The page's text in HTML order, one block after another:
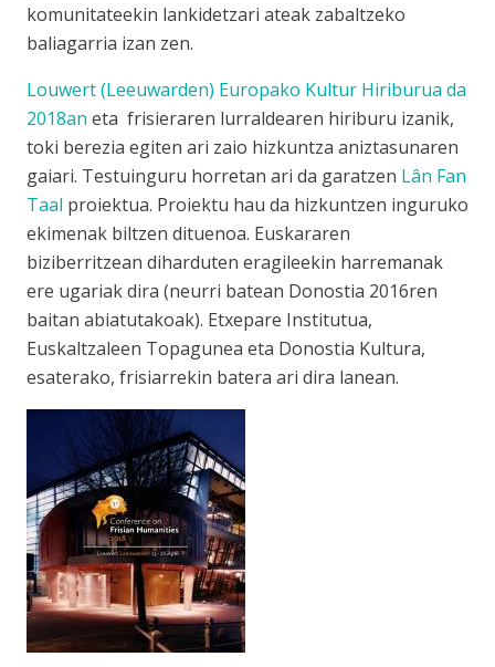
komunitateekin lankidetzari ateak zabaltzeko
baliagarria izan zen.
Louwert (Leeuwarden) Europako Kultur Hiriburua da
2018an eta frisieraren lurraldearen hiriburu izanik,
toki berezia egiten ari zaio hizkuntza aniztasunaren
gaiari. Testuinguru horretan ari da garatzen Lân Fan
Taal proiektua. Proiektu hau da hizkuntzen inguruko
ekimenak biltzen dituenoa. Euskararen
biziberritzean diharduten eragileekin harremanak
ere ugariak dira (neurri batean Donostia 2016ren
baitan abiatutakoak). Etxepare Institutua,
Euskaltzaleen Topagunea eta Donostia Kultura,
esaterako, frisiarrekin batera ari dira lanean.